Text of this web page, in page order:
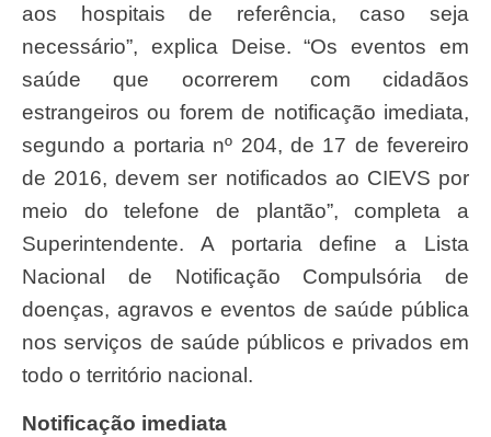
aos hospitais de referência, caso seja
necessário”, explica Deise. “Os eventos em
saúde que ocorrerem com cidadãos
estrangeiros ou forem de notificação imediata,
segundo a portaria nº 204, de 17 de fevereiro
de 2016, devem ser notificados ao CIEVS por
meio do telefone de plantão”, completa a
Superintendente. A portaria define a Lista
Nacional de Notificação Compulsória de
doenças, agravos e eventos de saúde pública
nos serviços de saúde públicos e privados em
todo o território nacional.
Notificação imediata